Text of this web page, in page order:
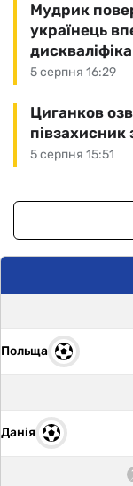
5 серпня 16:29
Мудрик
українець
5 серпня 15:51
Циганков
півзахисник
Польща
Данія